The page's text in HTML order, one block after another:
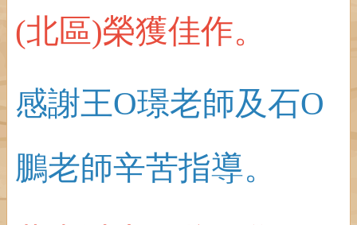
(北區)榮獲佳作。
感謝王O璟老師及石O
鵬老師辛苦指導。